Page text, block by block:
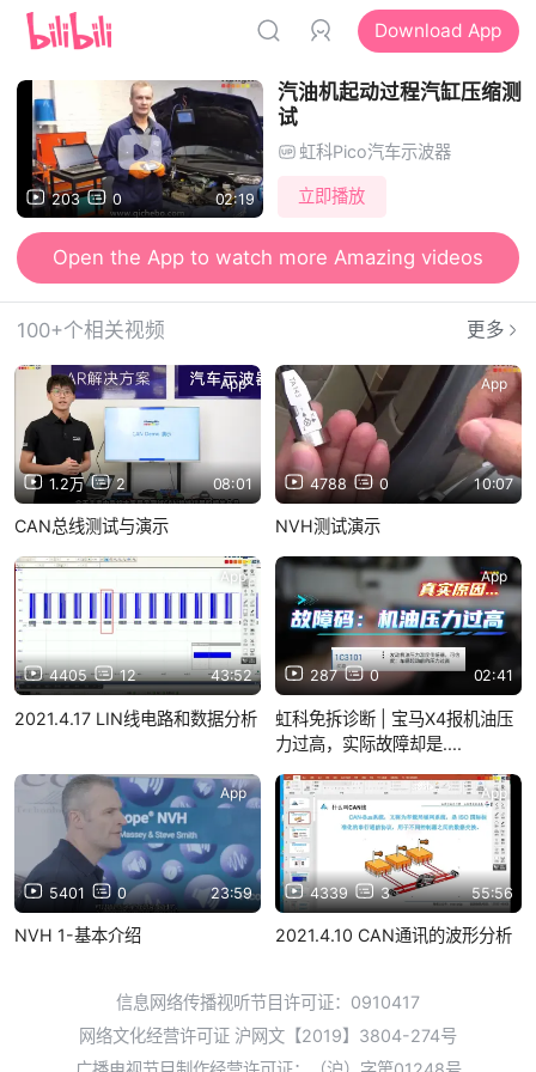
Download App
203 0 02:19
汽油机起动过程汽缸压缩测
试
虹科Pico汽车示波器
立即播放
Open the App to watch more Amazing videos
100+个相关视频 更多
1.2万 2 08:01
App
CAN总线测试与演示
4788 0 10:07
App
NVH测试演示
4405 12 43:52
App
2021.4.17 LIN线电路和数据分析
287 0 02:41
App
虹科免拆诊断 | 宝马X4报机油压
力过高，实际故障却是....
5401 0 23:59
App
NVH 1-基本介绍
4339 3 55:56
App
2021.4.10 CAN通讯的波形分析
信息网络传播视听节目许可证：0910417
网络文化经营许可证 沪网文【2019】3804-274号